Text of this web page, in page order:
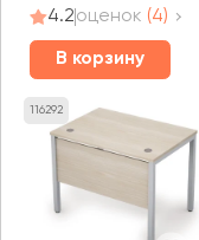
4.2оценок (4)
В корзину
116292